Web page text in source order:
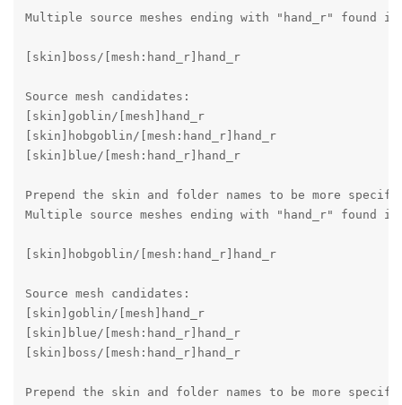
Multiple source meshes ending with "hand_r" found
[skin]boss/[mesh:hand_r]hand_r
Source mesh candidates:
[skin]goblin/[mesh]hand_r
[skin]hobgoblin/[mesh:hand_r]hand_r
[skin]blue/[mesh:hand_r]hand_r
Prepend the skin and folder names to be more
Multiple source meshes ending with "hand_r" found
[skin]hobgoblin/[mesh:hand_r]hand_r
Source mesh candidates:
[skin]goblin/[mesh]hand_r
[skin]blue/[mesh:hand_r]hand_r
[skin]boss/[mesh:hand_r]hand_r
Prepend the skin and folder names to be more